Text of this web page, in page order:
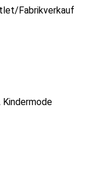
Fabrikverkauf
Kindermode